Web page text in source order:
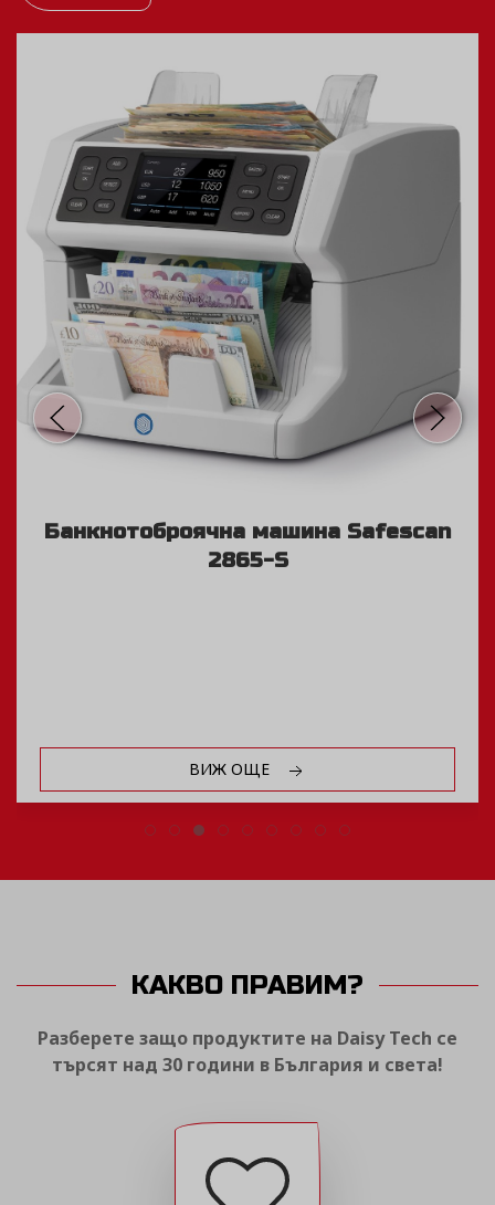
Банкнотоброячна машина Safescan
2865-S
ВИЖ ОЩЕ
КАКВО ПРАВИМ?
Разберете защо продуктите на Daisy Tech се
търсят над 30 години в България и света!